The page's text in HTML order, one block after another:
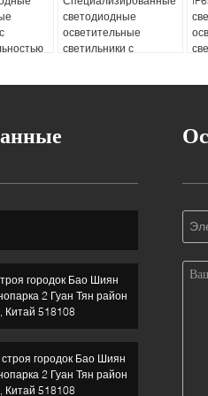
условий
светодиодные
осветительные
светильники с
городок Бао Шиян
2 Гуан Тян район
Китай 518108
городок Бао Шиян
2 Гуан Тян район
Китай 518108